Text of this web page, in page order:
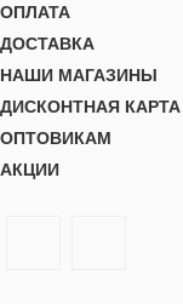
ОПЛАТА
ДОСТАВКА
НАШИ МАГАЗИНЫ
ДИСКОНТНАЯ КАРТА
ОПТОВИКАМ
АКЦИИ